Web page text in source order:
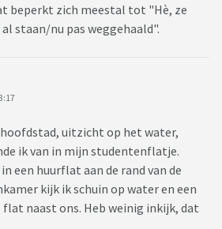
beperkt zich meestal tot "Hè, ze
staan/nu pas weggehaald".
uitzicht op het water,
ik van in mijn studentenflatje.
een huurflat aan de rand van de
kijk ik schuin op water en een
naast ons. Heb weinig inkijk, dat